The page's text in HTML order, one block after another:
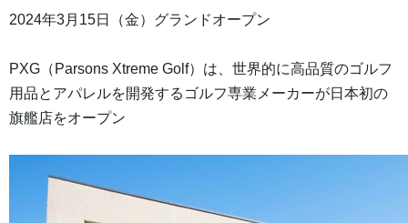
2024年3月15日（金）グランドオープン
PXG（Parsons Xtreme Golf）は、世界的に高品質のゴルフ
用品とアパレルを開発するゴルフ専業メーカーが日本初の
旗艦店をオープン